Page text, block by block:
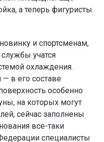
а теперь фигуристы
и спортсменам,
учатся
охлаждения.
в его составе
особенно
на которых могут
сейчас заполнены
все-таки
специалисты